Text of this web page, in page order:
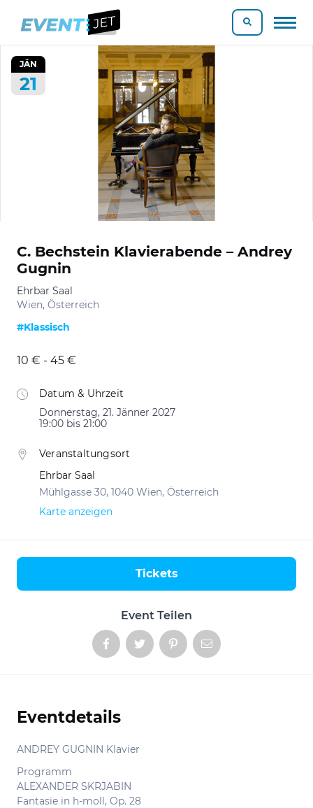
JÄN
21
C. Bechstein Klavierabende – Andrey
Gugnin
Ehrbar Saal
Wien, Österreich
#Klassisch
10 € - 45 €
Datum & Uhrzeit
Donnerstag, 21. Jänner 2027
19:00 bis 21:00
Veranstaltungsort
Ehrbar Saal
Mühlgasse 30, 1040 Wien, Österreich
Karte anzeigen
Event Teilen
Tickets
Informationen
Eventdetails
ANDREY GUGNIN Klavier
Programm
ALEXANDER SKRJABIN
Fantasie in h-moll, Op. 28